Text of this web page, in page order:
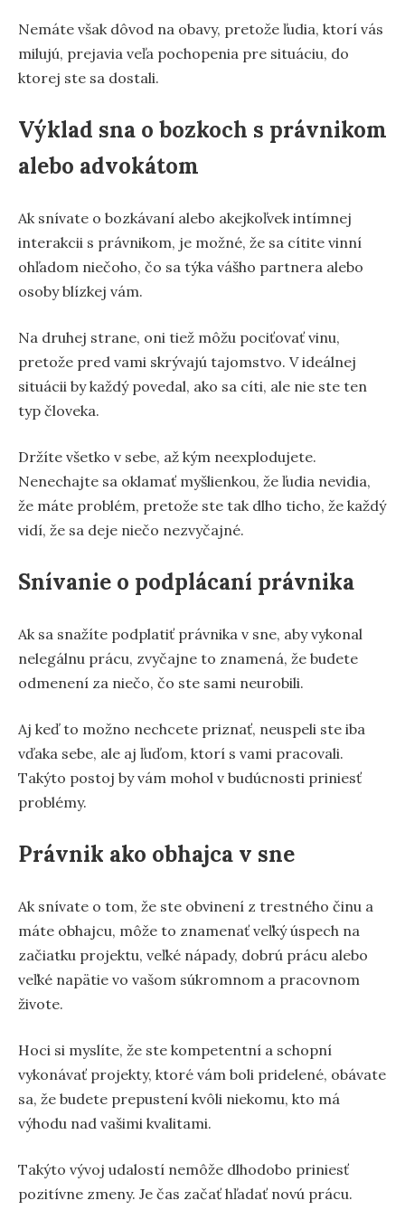
Nemáte však dôvod na obavy, pretože ľudia, ktorí vás
milujú, prejavia veľa pochopenia pre situáciu, do
ktorej ste sa dostali.
Výklad sna o bozkoch s právnikom
alebo advokátom
Ak snívate o bozkávaní alebo akejkoľvek intímnej
interakcii s právnikom, je možné, že sa cítite vinní
ohľadom niečoho, čo sa týka vášho partnera alebo
osoby blízkej vám.
Na druhej strane, oni tiež môžu pociťovať vinu,
pretože pred vami skrývajú tajomstvo. V ideálnej
situácii by každý povedal, ako sa cíti, ale nie ste ten
typ človeka.
Držíte všetko v sebe, až kým neexplodujete.
Nenechajte sa oklamať myšlienkou, že ľudia nevidia,
že máte problém, pretože ste tak dlho ticho, že každý
vidí, že sa deje niečo nezvyčajné.
Snívanie o podplácaní právnika
Ak sa snažíte podplatiť právnika v sne, aby vykonal
nelegálnu prácu, zvyčajne to znamená, že budete
odmenení za niečo, čo ste sami neurobili.
Aj keď to možno nechcete priznať, neuspeli ste iba
vďaka sebe, ale aj ľuďom, ktorí s vami pracovali.
Takýto postoj by vám mohol v budúcnosti priniesť
problémy.
Právnik ako obhajca v sne
Ak snívate o tom, že ste obvinení z trestného činu a
máte obhajcu, môže to znamenať veľký úspech na
začiatku projektu, veľké nápady, dobrú prácu alebo
veľké napätie vo vašom súkromnom a pracovnom
živote.
Hoci si myslíte, že ste kompetentní a schopní
vykonávať projekty, ktoré vám boli pridelené, obávate
sa, že budete prepustení kvôli niekomu, kto má
výhodu nad vašimi kvalitami.
Takýto vývoj udalostí nemôže dlhodobo priniesť
pozitívne zmeny. Je čas začať hľadať novú prácu.